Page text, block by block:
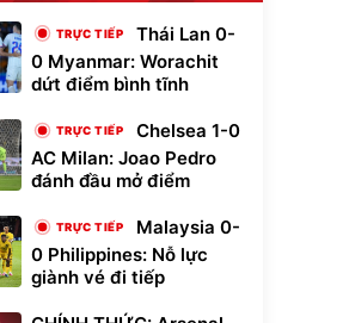
Thái Lan 0-
0 Myanmar: Worachit
dứt điểm bình tĩnh
Chelsea 1-0
AC Milan: Joao Pedro
đánh đầu mở điểm
0 Philippines: Nỗ lực
giành vé đi tiếp